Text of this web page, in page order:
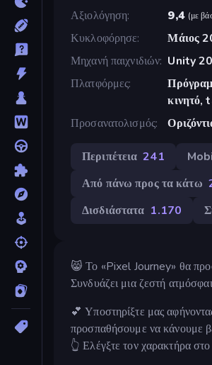
Αξιολόγηση
9,4 (με
Κυκλοφόρησε
Μάιος
Μηχανή παιχνιδιών Unity
Πλατφόρμες
Προσανατολισμός
Περιπέτεια 241
Από πάνω προς τα κάτω
Δισδιάστατα 1.170
😸 Το «Pixel Journey» θα
Συνδυάζει μια ζεστή
💕 Υποστηρίξτε μας
προσπαθήσουμε να κάνουμε
👆 Ελέγξτε τον χαρακτήρα